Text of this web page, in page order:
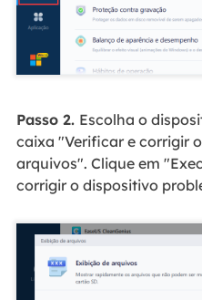
Passo 2. Escolha o
caixa "Verificar e corrigir
arquivos". Clique em
corrigir o dispositivo